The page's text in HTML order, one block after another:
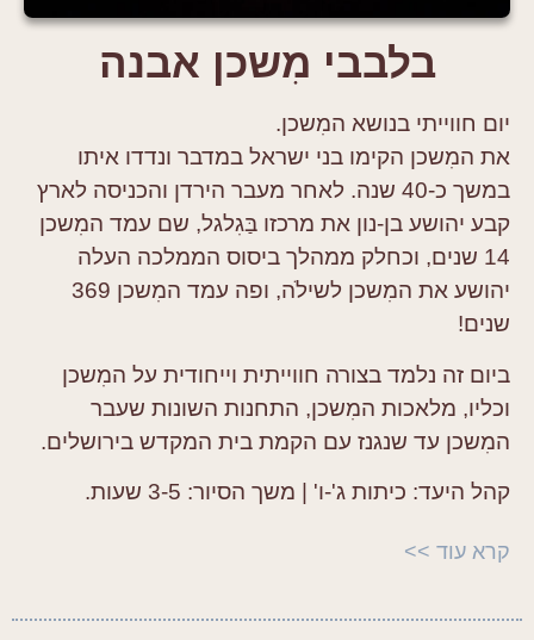
בלבבי מִשכן אבנה
יום חווייתי בנושא המִשכן.
את המִשכן הקימו בני ישראל במדבר ונדדו איתו
במשך כ-40 שנה. לאחר מעבר הירדן והכניסה לארץ
קבע יהושע בן-נון את מרכזו בַּגִלגל, שם עמד המִשכן
14 שנים, וכחלק ממהלך ביסוס הממלכה העלה
יהושע את המִשכן לשילֹה, ופה עמד המִשכן 369
שנים!
ביום זה נלמד בצורה חווייתית וייחודית על המִשכן
וכליו, מלאכות המִשכן, התחנות השונות שעבר
המִשכן עד שנגנז עם הקמת בית המקדש בירושלים.
קהל היעד: כיתות ג'-ו' | משך הסיור: 3-5 שעות.
קרא עוד >>